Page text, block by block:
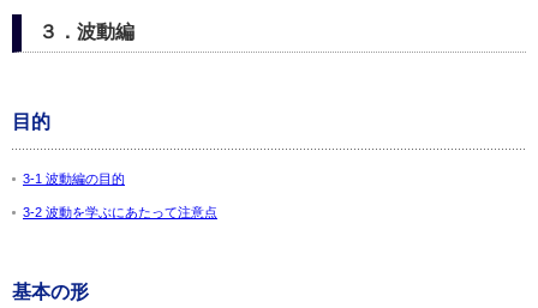
３．波動編
目的
3-1 波動編の目的
3-2 波動を学ぶにあたって注意点
基本の形